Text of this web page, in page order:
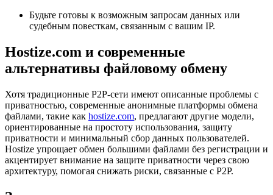
Будьте готовы к возможным запросам данных или
судебным повесткам, связанным с вашим IP.
Hostize.com и современные
альтернативы файловому обмену
Хотя традиционные P2P-сети имеют описанные проблемы с
приватностью, современные анонимные платформы обмена
файлами, такие как hostize.com, предлагают другие модели,
ориентированные на простоту использования, защиту
приватности и минимальный сбор данных пользователей.
Hostize упрощает обмен большими файлами без регистрации и
акцентирует внимание на защите приватности через свою
архитектуру, помогая снижать риски, связанные с P2P.